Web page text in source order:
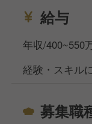
め、プライベー
また、休み希望
て働けます。
当ホテルでは、
創意工夫ある思
共有することを
給与
年収/400~550
経験・スキル
募集職